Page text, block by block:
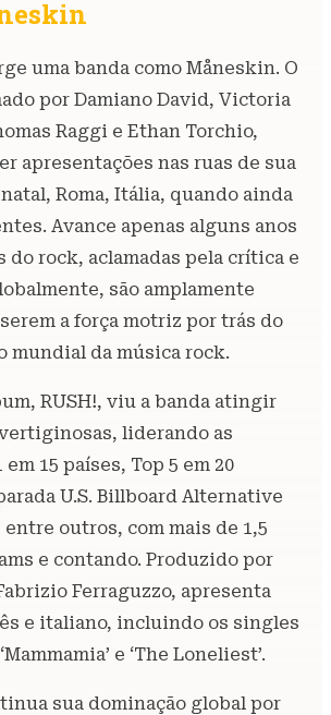
uma banda como Måneskin. O
por Damiano David, Victoria
Raggi e Ethan Torchio,
apresentações nas ruas de sua
Roma, Itália, quando ainda
Avance apenas alguns anos
do rock, aclamadas pela crítica e
são amplamente
a força motriz por trás do
mundial da música rock.
RUSH!, viu a banda atingir
liderando as
15 países, Top 5 em 20
U.S. Billboard Alternative
outros, com mais de 1,5
e contando. Produzido por
Ferraguzzo, apresenta
e italiano, incluindo os singles
e ‘The Loneliest’.
sua dominação global por